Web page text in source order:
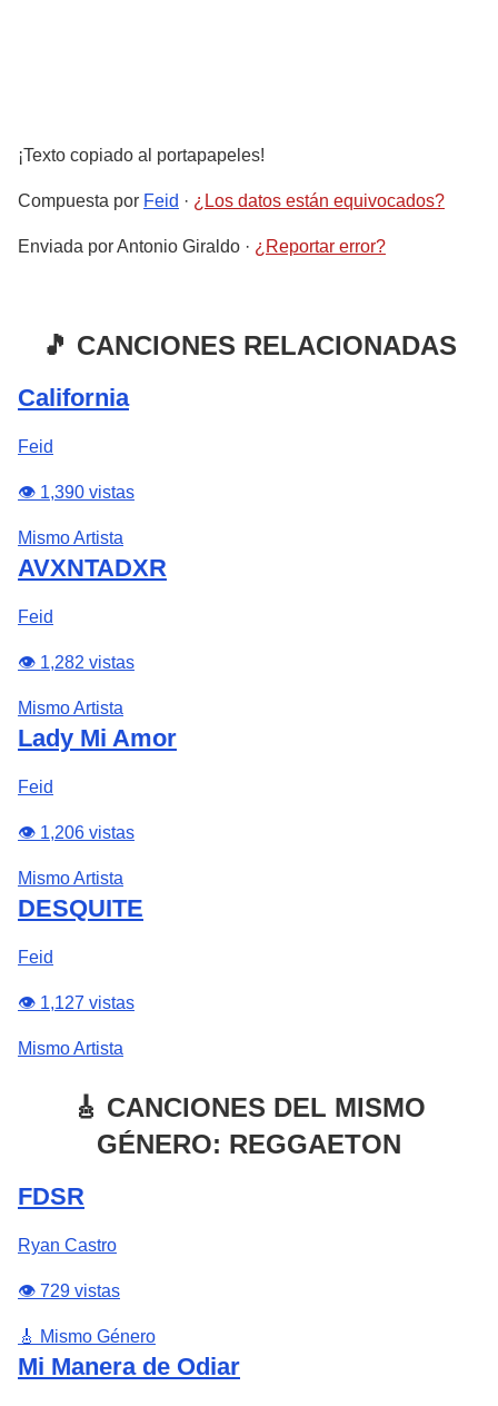
¡Texto copiado al portapapeles!
Compuesta por Feid · ¿Los datos están equivocados?
Enviada porAntonio Giraldo · ¿Reportar error?
🎵 CANCIONES RELACIONADAS
California
Feid
👁️ 1,390 vistas
Mismo Artista
AVXNTADXR
Feid
👁️ 1,282 vistas
Mismo Artista
Lady Mi Amor
Feid
👁️ 1,206 vistas
Mismo Artista
DESQUITE
Feid
👁️ 1,127 vistas
Mismo Artista
🎸 CANCIONES DEL MISMO
GÉNERO: REGGAETON
FDSR
Ryan Castro
👁️ 729 vistas
🎸 Mismo Género
Mi Manera de Odiar